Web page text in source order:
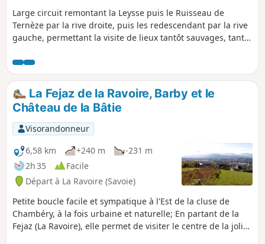
Large circuit remontant la Leysse puis le Ruisseau de
Ternèze par la rive droite, puis les redescendant par la rive
gauche, permettant la visite de lieux tantôt sauvages, tantôt
l'eau rend agréable ces passages l'été. Le circuit est long
car il parcourt "la totale", il est possible de l'écourter à
chaque bascule possible d'une rive à l'autre.
La Fejaz de la Ravoire, Barby et le
Château de la Bâtie
Visorandonneur
6,58 km
+240 m
-231 m
2h 35
Facile
Départ à La Ravoire (Savoie)
Petite boucle facile et sympatique à l'Est de la cluse de
Chambéry, à la fois urbaine et naturelle; En partant de la
Fejaz (La Ravoire), elle permet de visiter le centre de la jolie